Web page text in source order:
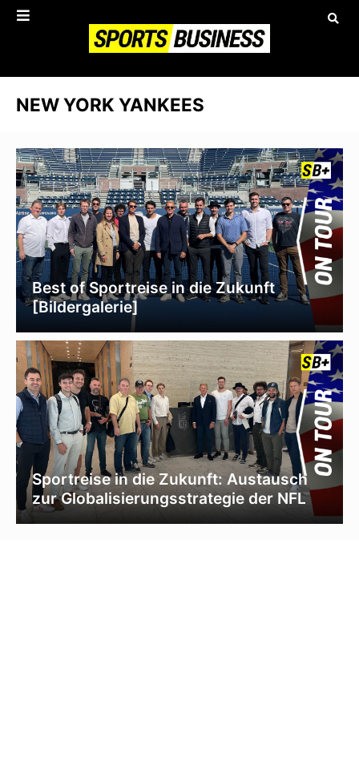
NEW YORK YANKEES
Best of Sportreise in die Zukunft
[Bildergalerie]
Sportreise in die Zukunft: Austausch
zur Globalisierungsstrategie der NFL